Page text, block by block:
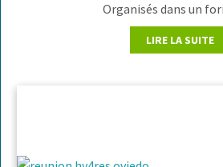
Organisés dans un
LIRE LA SUITE